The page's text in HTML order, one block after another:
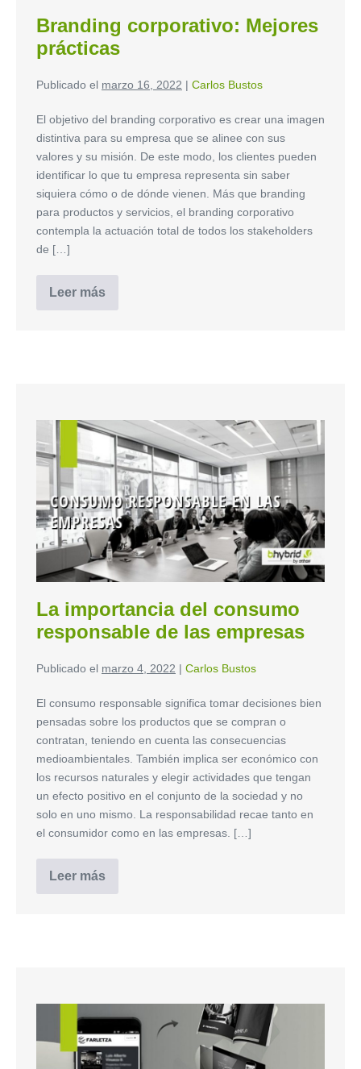
​Branding corporativo: Mejores
prácticas​
Publicado el marzo 16, 2022 | Carlos Bustos
El objetivo del branding corporativo es crear una imagen
distintiva para su empresa que se alinee con sus
valores y su misión. De este modo, los clientes pueden
identificar lo que tu empresa representa sin saber
siquiera cómo o de dónde vienen. Más que branding
para productos y servicios, el branding corporativo
contempla la actuación total de todos los stakeholders
de […]
Leer más
La importancia del consumo
responsable de las empresas
Publicado el marzo 4, 2022 | Carlos Bustos
El consumo responsable significa tomar decisiones bien
pensadas sobre los productos que se compran o
contratan, teniendo en cuenta las consecuencias
medioambientales. También implica ser económico con
los recursos naturales y elegir actividades que tengan
un efecto positivo en el conjunto de la sociedad y no
solo en uno mismo. La responsabilidad recae tanto en
el consumidor como en las empresas. […]
Leer más